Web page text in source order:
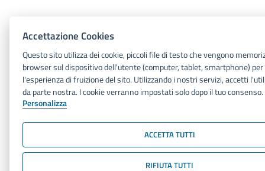
Accettazione Cookies
Questo sito utilizza dei cookie, piccoli file di testo che vengono
browser sul dispositivo dell'utente (computer, tablet, smartphone)
l'esperienza di fruizione del sito. Utilizzando i nostri servizi, accetti
da parte nostra. I cookie verranno impostati solo dopo il tuo consenso.
Personalizza
ACCETTA TUTTI
RIFIUTA TUTTI